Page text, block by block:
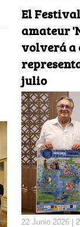
El
amateur
volverá a
julio
22 Junio 2026 |